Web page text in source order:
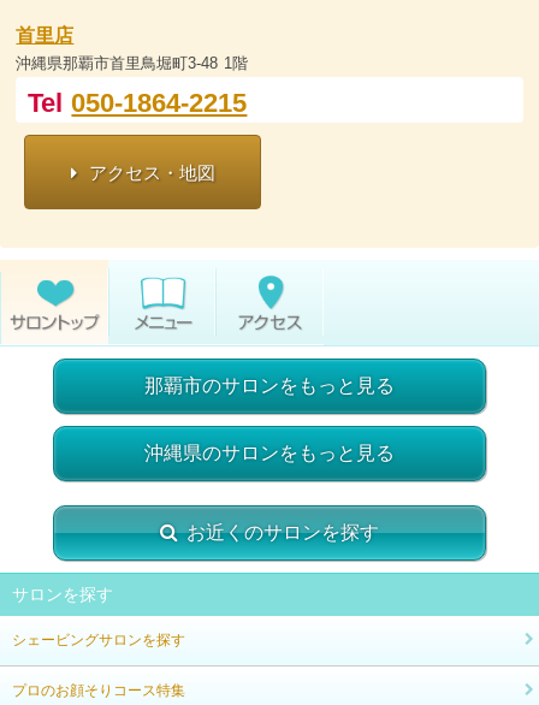
首里店
沖縄県那覇市首里鳥堀町3-48 1階
Tel050-1864-2215
アクセス・地図
那覇市のサロンをもっと見る
沖縄県のサロンをもっと見る
お近くのサロンを探す
サロンを探す
シェービングサロンを探す
プロのお顔そりコース特集